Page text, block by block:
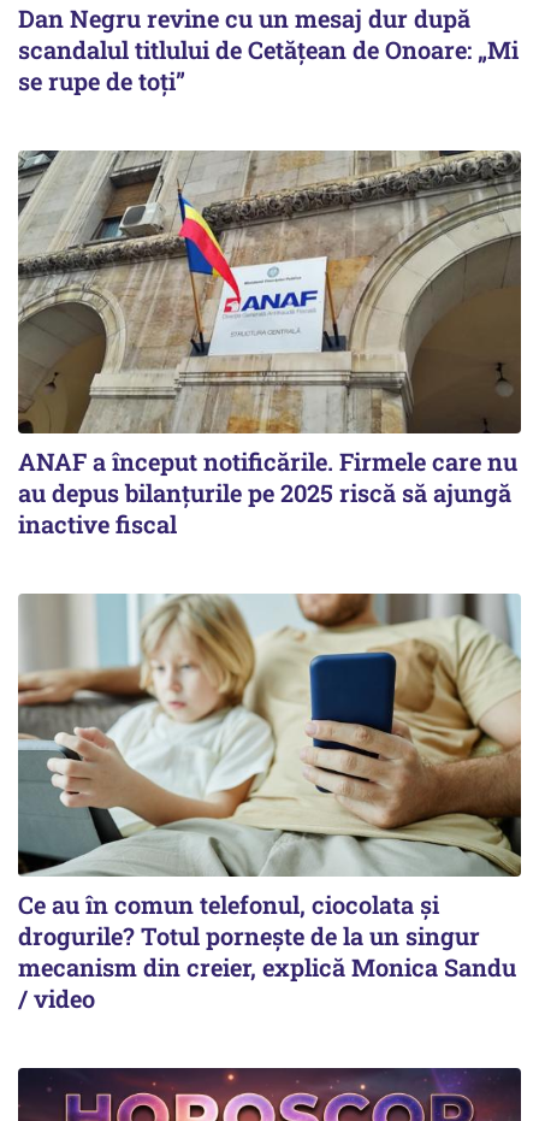
Dan Negru revine cu un mesaj dur după
scandalul titlului de Cetățean de Onoare: „Mi
se rupe de toți”
ANAF a început notificările. Firmele care nu
au depus bilanțurile pe 2025 riscă să ajungă
inactive fiscal
Ce au în comun telefonul, ciocolata și
drogurile? Totul pornește de la un singur
mecanism din creier, explică Monica Sandu
/ video